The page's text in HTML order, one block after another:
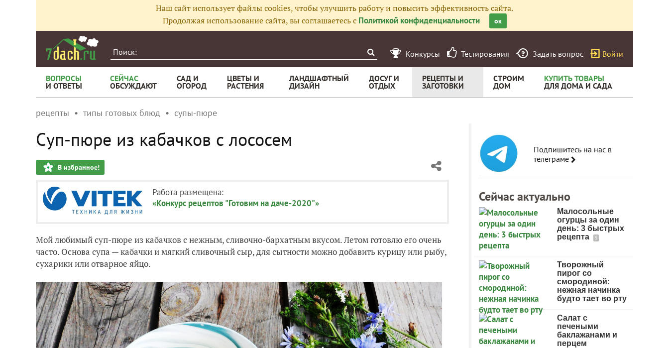
Наш сайт использует файлы cookies, чтобы улучшить работу и повысить эффективность сайта.
Продолжая использование сайта, вы соглашаетесь с Политикой конфиденциальности ок
Конкурсы Тестирования Задать вопрос Войти
ВОПРОСЫ
И ОТВЕТЫ
СЕЙЧАС
ОБСУЖДАЮТ
САД И
ОГОРОД
ЦВЕТЫ И
РАСТЕНИЯ
ЛАНДШАФТНЫЙ
ДИЗАЙН
ДОСУГ И
ОТДЫХ
РЕЦЕПТЫ И
ЗАГОТОВКИ
СТРОИМ
ДОМ
КУПИТЬ ТОВАРЫ
ДЛЯ ДОМА И САДА
рецепты типы готовых блюд супы-пюре
Суп-пюре из кабачков с лососем
В избранное!
Работа размещена:
«Конкурс рецептов "Готовим на даче-2020"»
Мой любимый суп-пюре из кабачков с нежным, сливочно-бархатным вкусом. Летом готовлю его очень
часто. Основа супа — кабачки и мягкий сливочный сыр, для сытности можно добавить курицу или рыбу,
сухарики или отварное яйцо.
Подпишитесь на нас в
телеграме
Сейчас актуально
Малосольные
огурцы за один
день: 3 быстрых
рецепта
5
Творожный
пирог со
смородиной:
нежная начинка
будто тает во рту
Салат с
печеными
баклажанами и
перцем